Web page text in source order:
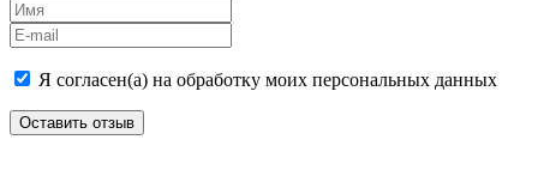
Я согласен(а) на обработку моих персональных данных
Оставить отзыв